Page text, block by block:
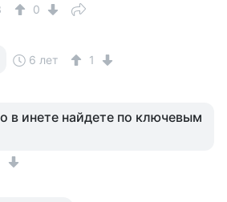
0
6 лет 1
в инете найдете по ключевым